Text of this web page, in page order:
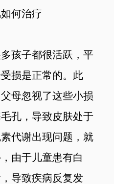
何治疗
孩子都很活跃，平
损是正常的。此
母忽视了这些小损
孔，导致皮肤处于
代谢出现问题，就
由于儿童患有白
导致疾病反复发